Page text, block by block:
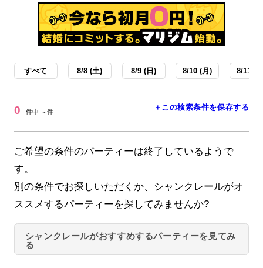
すべて 8/8 (土) 8/9 (日) 8/10 (月) 8/11 (
0 件中 ～件 ＋この検索条件を保存する
ご希望の条件のパーティーは終了しているようで
す。
別の条件でお探しいただくか、シャンクレールがオ
ススメするパーティーを探してみませんか?
シャンクレールがおすすめするパーティーを見てみ
る